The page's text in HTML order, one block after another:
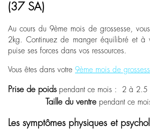
(37 SA)
Au cours du 9ème mois de grossesse,
2kg. Continuez de manger équilibré et à
puise ses forces dans vos ressources.
Vous êtes dans votre 9ème mois de
Prise de poidspendant ce mois
Taille du ventre pendant ce
Les symptômes physiques et